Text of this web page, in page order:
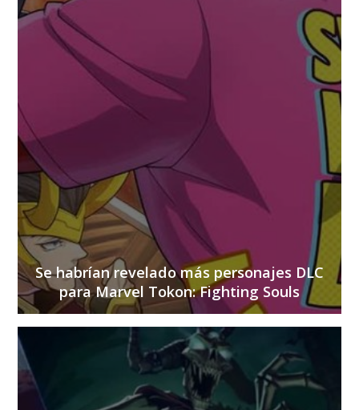
Se habrían revelado más personajes DLC
para Marvel Tokon: Fighting Souls